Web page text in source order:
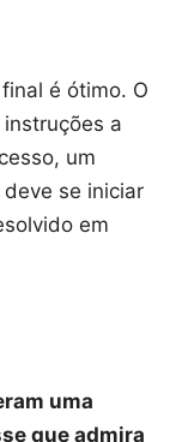
é ótimo. O
a
um
se iniciar
em
uma
que admira